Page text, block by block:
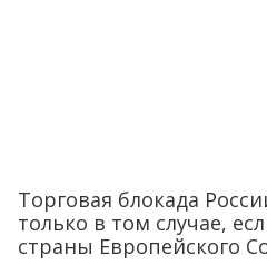
Торговая блокада
только в том случае,
страны Европейского